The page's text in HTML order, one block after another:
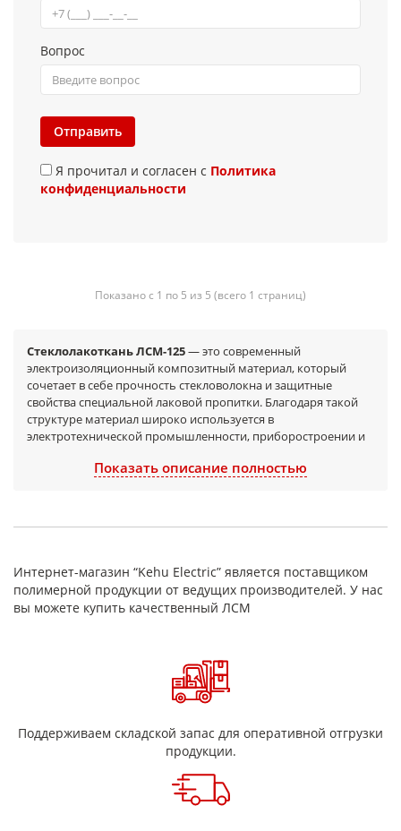
Вопрос
Отправить
Я прочитал и согласен с Политика
конфиденциальности
Показано с 1 по 5 из 5 (всего 1 страниц)
Стеклолакоткань ЛСМ-125— это современный
электроизоляционный композитный материал, который
сочетает в себе прочность стекловолокна и защитные
свойства специальной лаковой пропитки. Благодаря такой
структуре материал широко используется в
электротехнической промышленности, приборостроении и
Материал изготавливаетсяна основе стеклоткани с
характеристики даже при длительной работе в условиях
относится к классу нагревостойкости
что делает её оптимальным решением для изоляции узлов,
подверженных нагреву.
Технические характеристики
обычно от 0,10 до 0,20 мм
Высокая электрическая прочность
Плотность и равномерность пропитки
Показать описание полностью
Интернет-магазин “Kehu Electric” является поставщиком
полимерной продукции от ведущих производителей. У нас
вы можете купить качественный ЛСМ
Поддерживаем складской запас для оперативной отгрузки
продукции.